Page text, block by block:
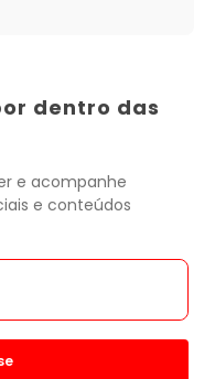
dentro das
e acompanhe
e conteúdos